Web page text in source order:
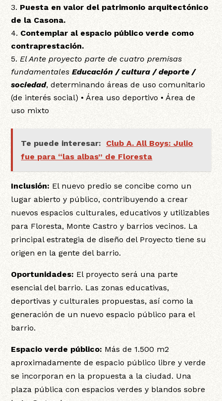
Puesta en valor del patrimonio arquitectónico
de la Casona.
Contemplar al espacio público verde como
contraprestación.
El Ante proyecto parte de cuatro premisas
fundamentalesEducación / cultura / deporte /
sociedad, determinando áreas de uso comunitario
(de interés social) • Área uso deportivo • Área de
uso mixto
Te puede interesar:
Club A. All Boys: Julio
fue para “las albas” de Floresta
Inclusión: El nuevo predio se concibe como un
lugar abierto y público, contribuyendo a crear
nuevos espacios culturales, educativos y utilizables
para Floresta, Monte Castro y barrios vecinos. La
principal estrategia de diseño del Proyecto tiene su
origen en la gente del barrio.
Oportunidades: El proyecto será una parte
esencial del barrio. Las zonas educativas,
deportivas y culturales propuestas, así como la
generación de un nuevo espacio público para el
barrio.
Espacio verde público: Más de 1.500 m2
aproximadamente de espacio público libre y verde
se incorporan en la propuesta a la ciudad. Una
plaza pública con espacios verdes y blandos sobre